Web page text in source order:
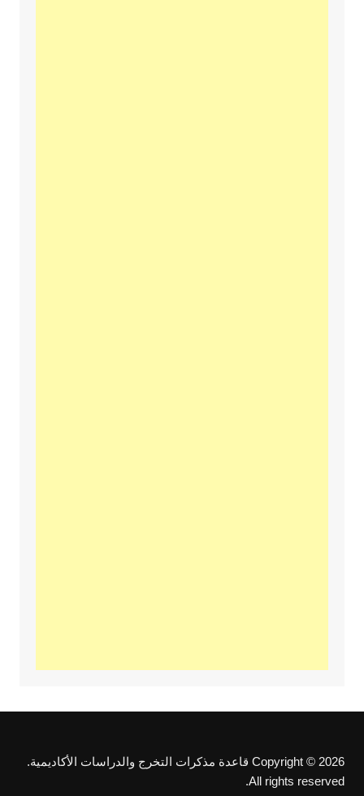
Copyright © 2026 قاعدة مذكرات التخرج والدراسات الأكاديمية.
All rights reserved.